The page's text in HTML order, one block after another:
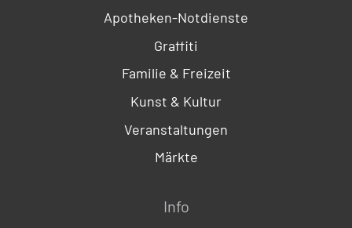
Apotheken-Notdienste
Graffiti
Familie & Freizeit
Kunst & Kultur
Veranstaltungen
Märkte
Info